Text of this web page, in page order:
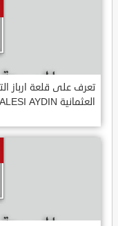
تعرف على قلعة ارباز
العثمانية ARPAZ KALESI AYDIN